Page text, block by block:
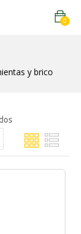
0
y brico